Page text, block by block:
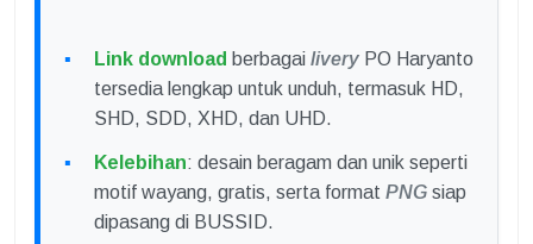
Link download berbagai livery PO Haryanto
tersedia lengkap untuk unduh, termasuk HD,
SHD, SDD, XHD, dan UHD.
Kelebihan: desain beragam dan unik seperti
motif wayang, gratis, serta format PNG siap
dipasang di BUSSID.